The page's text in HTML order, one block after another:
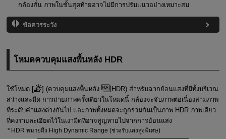
กล้องสั่น ภาพในขั้นสุดท้ายอาจไม่มีการปรับแนวอย่างเหมาะสม
ข้อควรระวัง
โหมดควบคุมแสงพื้นหลัง HDR
ใช้โหมด [ ] (ควบคุมแสงพื้นหลัง HDR) สำหรับฉากย้อนแสงที่มีทั้งบริเวณ
สว่างและมืด การถ่ายภาพครั้งเดียวในโหมดนี้ กล้องจะจับภาพต่อเนื่องสามภาพ
ที่ระดับค่าแสงต่างกันไป และภาพทั้งหมดจะถูกรวมกันเป็นภาพ HDR ภาพเดียว
ที่คงรายละเอียดไว้ในเงามืดที่อาจสูญหายไปจากการย้อนแสง
HDR หมายถึง High Dynamic Range (ช่วงรับแสงสูงพิเศษ)